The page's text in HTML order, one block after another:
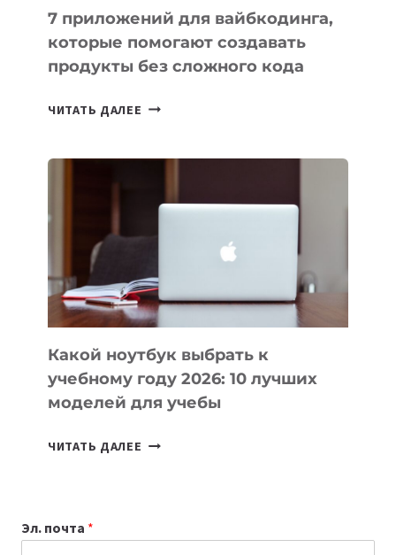
7 приложений для вайбкодинга,
которые помогают создавать
продукты без сложного кода
ЧИТАТЬ ДАЛЕЕ 7
ПОМОГАЮТ
СОЗДАВАТЬ
БЕЗ
СЛОЖНОГО
КОДА
Какой ноутбук выбрать к
учебному году 2026: 10 лучших
моделей для учебы
ЧИТАТЬ ДАЛЕЕ КАКОЙ
Эл. почта *